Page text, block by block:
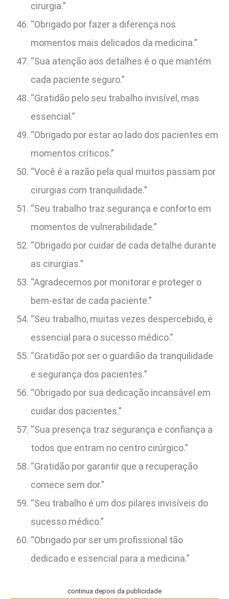
cirurgia.”
“Obrigado por fazer a diferença nos
momentos mais delicados da medicina.”
“Sua atenção aos detalhes é o que mantém
cada paciente seguro.”
“Gratidão pelo seu trabalho invisível, mas
essencial.”
“Obrigado por estar ao lado dos pacientes em
momentos críticos.”
“Você é a razão pela qual muitos passam por
cirurgias com tranquilidade.”
“Seu trabalho traz segurança e conforto em
momentos de vulnerabilidade.”
“Obrigado por cuidar de cada detalhe durante
as cirurgias.”
“Agradecemos por monitorar e proteger o
bem-estar de cada paciente.”
“Seu trabalho, muitas vezes despercebido, é
essencial para o sucesso médico.”
“Gratidão por ser o guardião da tranquilidade
e segurança dos pacientes.”
“Obrigado por sua dedicação incansável em
cuidar dos pacientes.”
“Sua presença traz segurança e confiança a
todos que entram no centro cirúrgico.”
“Gratidão por garantir que a recuperação
comece sem dor.”
“Seu trabalho é um dos pilares invisíveis do
sucesso médico.”
“Obrigado por ser um profissional tão
dedicado e essencial para a medicina.”
continua depois da publicidade